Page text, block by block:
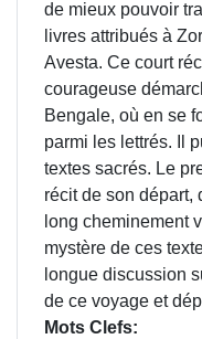
de mieux pouvoir
livres attribués à
Avesta. Ce court
courageuse
Bengale, où en se
parmi les lettrés. Il
textes sacrés. Le
récit de son départ,
long cheminement
mystère de ces
longue discussion
de ce voyage et
Mots Clefs